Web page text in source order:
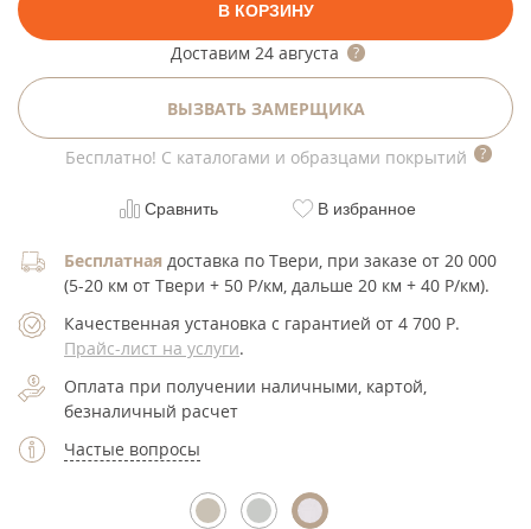
В КОРЗИНУ
Доставим 24 августа
ВЫЗВАТЬ ЗАМЕРЩИКА
Бесплатно! С каталогами и образцами покрытий
Сравнить В избранное
Бесплатная доставка по Твери, при заказе от 20 000
(5-20 км от Твери + 50 Р/км, дальше 20 км + 40 Р/км).
Качественная установка с гарантией от 4 700 Р.
Прайс-лист на услуги.
Оплата при получении наличными, картой,
безналичный расчет
Частые вопросы